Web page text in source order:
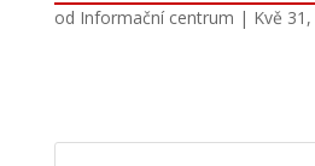
od Informační centrum | Kvě